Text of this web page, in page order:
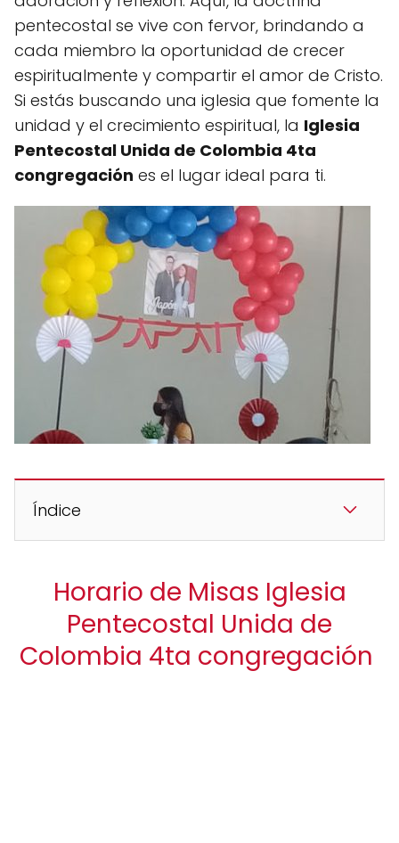
pentecostal se vive con fervor, brindando a
cada miembro la oportunidad de crecer
espiritualmente y compartir el amor de Cristo.
Si estás buscando una iglesia que fomente la
unidad y el crecimiento espiritual, la Iglesia
Pentecostal Unida de Colombia 4ta
congregación es el lugar ideal para ti.
Índice
Horario de Misas Iglesia
Pentecostal Unida de
Colombia 4ta congregación